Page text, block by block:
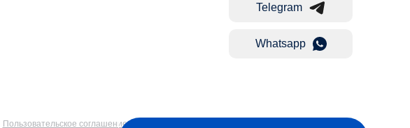
Telegram
Whatsapp
Пользовательское соглашение